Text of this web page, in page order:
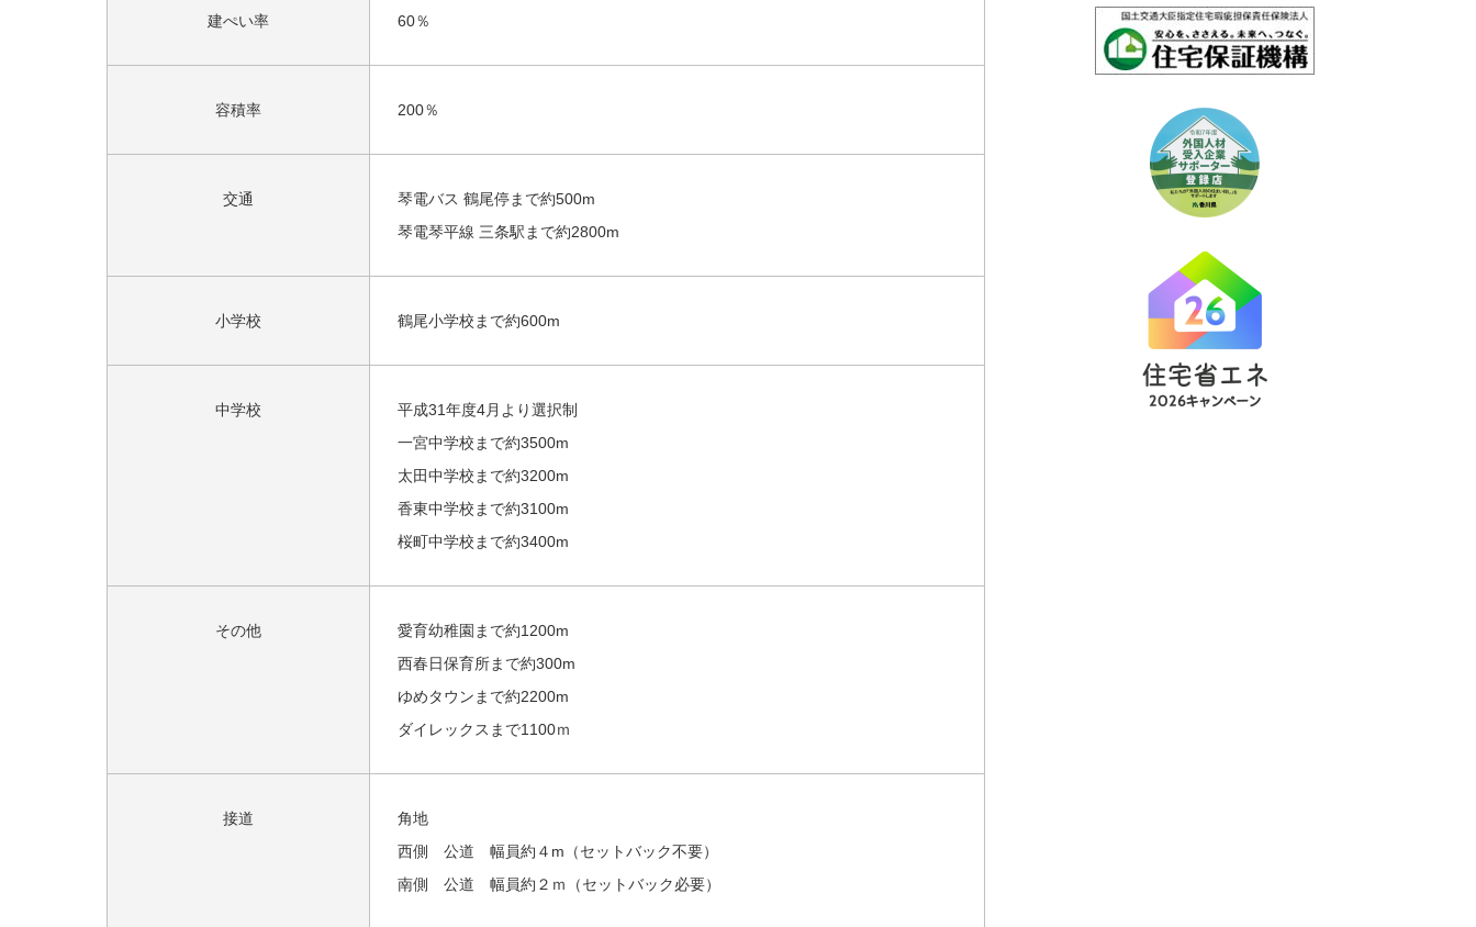
建ぺい率 60％
容積率 200％
交通
琴電バス 鶴尾停まで約500m
琴電琴平線 三条駅まで約2800m
小学校 鶴尾小学校まで約600m
中学校
平成31年度4月より選択制
一宮中学校まで約3500m
太田中学校まで約3200m
香東中学校まで約3100m
桜町中学校まで約3400m
その他
愛育幼稚園まで約1200m
西春日保育所まで約300m
ゆめタウンまで約2200m
ダイレックスまで1100ｍ
接道
角地
西側 公道 幅員約４m（セットバック不要）
南側 公道 幅員約２ｍ（セットバック必要）